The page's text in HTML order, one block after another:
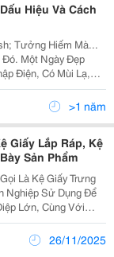
Hiệu Và Cách
Tưởng Hiếm Mà...
Điện, Có Mùi Lạ,
Hiện Ra "Vị Khách
Tên Là Chuột . Nguy Cơ Chập Cháy,...>1 năm
Giấy Lắp Ráp, Kệ
Sản Phẩm
Là Kệ Giấy Trưng
Nghiệp Sử Dụng Để
Lớn, Cùng Với
Đầy Sáng Tạo, Việc
Được Sử Dụng Khá
26/11/2025